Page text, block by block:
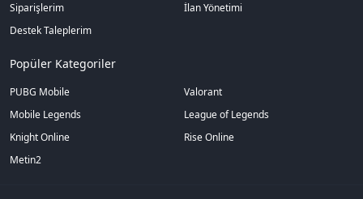
Siparişlerim
İlan Yönetimi
Destek Taleplerim
Popüler Kategoriler
PUBG Mobile
Valorant
Mobile Legends
League of Legends
Knight Online
Rise Online
Metin2